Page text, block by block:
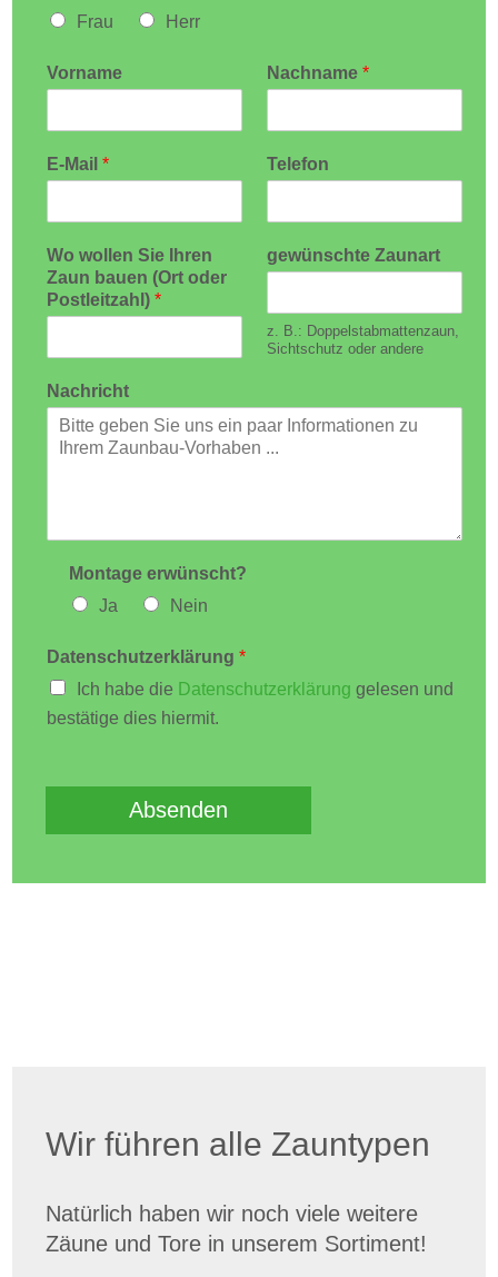
Frau
Herr
Vorname Nachname *
E-Mail* Telefon
Wo wollen Sie Ihren
Zaun bauen (Ort oder
Postleitzahl)*
gewünschte Zaunart
z. B.: Doppelstabmattenzaun,
Sichtschutz oder andere
Nachricht
Montage erwünscht?
Ja
Nein
Datenschutzerklärung*
Ich habe die Datenschutzerklärung gelesen und
bestätige dies hiermit.
Absenden
Wir führen alle Zauntypen
Natürlich haben wir noch viele weitere
Zäune und Tore in unserem Sortiment!